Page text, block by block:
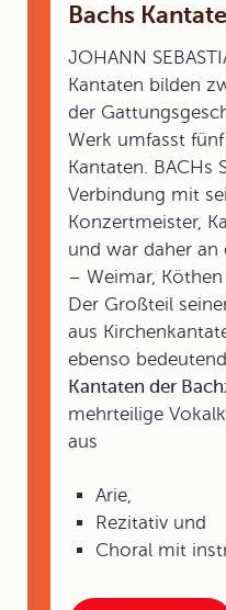
Bachs
JOHANN
Kantaten bilden
der
Werk umfasst
Kantaten. BACHs
Verbindung mit
Konzertmeister,
und war daher an
– Weimar,
Der Großteil
aus
ebenso
Kantaten der
mehrteilige
aus
Arie,
Rezitativ und
Choral mit